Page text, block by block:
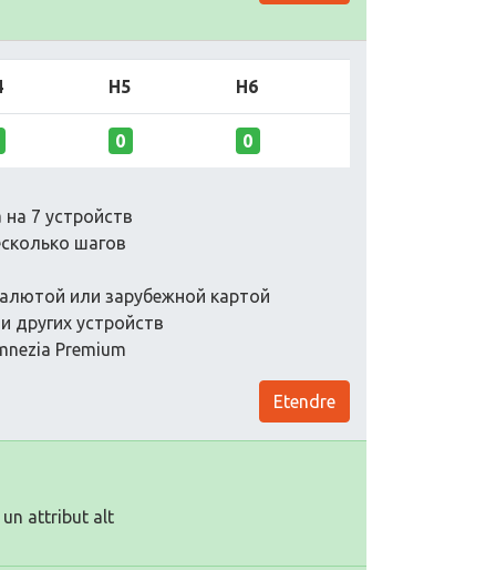
H5 H6
0 0
7 устройств
шагов
или зарубежной картой
других устройств
Premium
Etendre
un attribut alt